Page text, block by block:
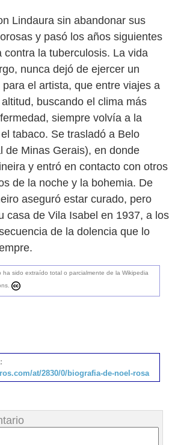
Lindaura sin abandonar sus
y pasó los años siguientes
contra la tuberculosis. La vida
nunca dejó de ejercer un
el artista, que entre viajes a
buscando el clima más
siempre volvía a la
tabaco. Se trasladó a Belo
de Minas Gerais), en donde
y entró en contacto con otros
de la noche y la bohemia. De
aseguró estar curado, pero
casa de Vila Isabel en 1937, a los
de la dolencia que lo
sido extraído total o parcialmente de la Wikipedia
at/2830/0/biografia-de-noel-rosa